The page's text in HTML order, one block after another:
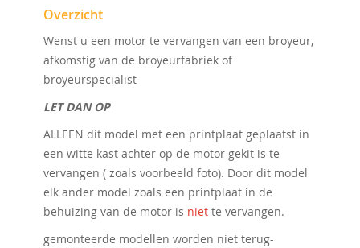
Overzicht
Wenst u een motor te vervangen van een broyeur,
afkomstig van de broyeurfabriek of
broyeurspecialist
LET DAN OP
ALLEEN dit model met een printplaat geplaatst in
een witte kast achter op de motor gekit is te
vervangen ( zoals voorbeeld foto). Door dit model
elk ander model zoals een printplaat in de
behuizing van de motor is niet te vervangen.
gemonteerde modellen worden niet terug-